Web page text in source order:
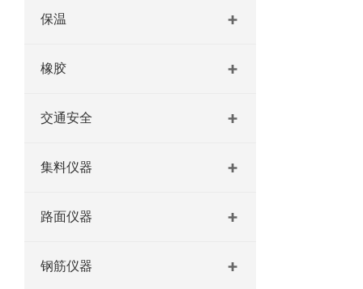
保温
橡胶
交通安全
集料仪器
路面仪器
钢筋仪器